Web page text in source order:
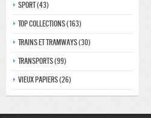
Sport (43)
Top collections (163)
Trains et tramways (30)
Transports (99)
Vieux papiers (26)